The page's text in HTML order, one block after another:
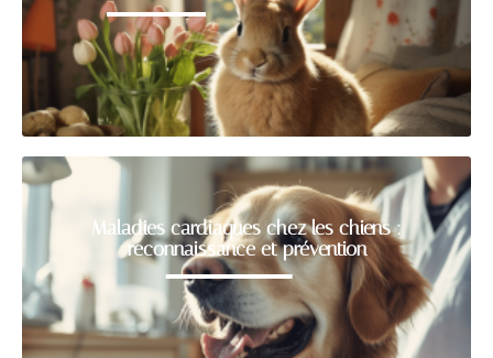
Maladies cardiaques chez les chiens :
reconnaissance et prévention